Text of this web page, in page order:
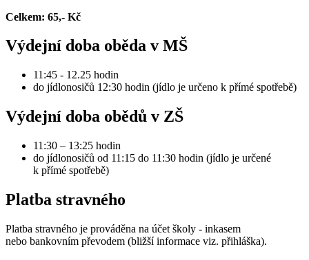
Celkem: 65,- Kč
Výdejní doba oběda v MŠ
11:45 - 12.25 hodin
do jídlonosičů 12:30 hodin (jídlo je určeno k přímé spotřebě)
Výdejní doba obědů v ZŠ
11:30 – 13:25 hodin
do jídlonosičů od 11:15 do 11:30 hodin (jídlo je určené
k přímé spotřebě)
Platba stravného
Platba stravného je prováděna na účet školy - inkasem
nebo bankovním převodem (bližší informace viz. přihláška).